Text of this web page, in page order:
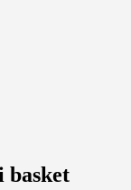
basket